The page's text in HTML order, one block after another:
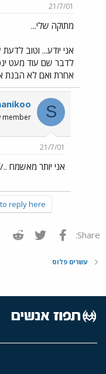
21/7/01
מתוקה שלי...
אני יודע... וטוב
לדבר שם עוד מעט
אחרת ואם לא הבנת
S
member
21/7/01
אני יותר מאשמח ../images/Emo13.gif
reply here.
Share: פייסבוק Twitter
עשרים פלוס